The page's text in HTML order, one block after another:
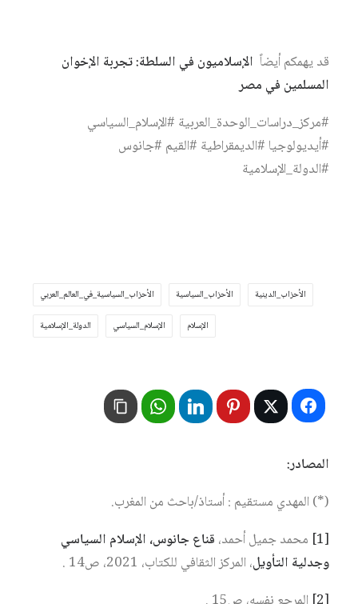
قد يهمكم أيضاً الإسلاميون في السلطة: تجربة الإخوان
المسلمين في مصر
#مركز_دراسات_الوحدة_العربية #الإسلام_السياسي
#أيديولوجيا #الديمقراطية #القيم #جانوس
#الدولة_الإسلامية
الأحزاب_الدينية الأحزاب_السياسية الأحزاب_السياسية_في_العالم_العربي
الإسلام الإسلام_السياسي الدولة_الإسلامية
المصادر:
(*) المهدي مستقيم : أستاذ/باحث من المغرب.
[1]
محمد جميل أحمد، قناع جانوس، الإسلام السياسي
وجدلية التأويل، المركز الثقافي للكتاب، 2021، ص14 .